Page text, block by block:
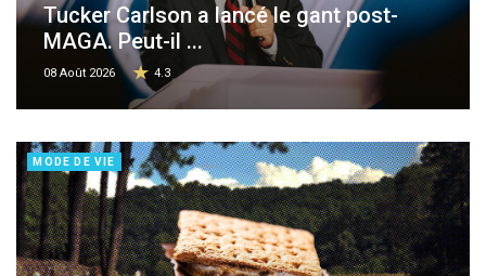
Tucker Carlson a lancé le gant post-
MAGA. Peut-il ...
08 Août 2026 4.3
MODE DE VIE